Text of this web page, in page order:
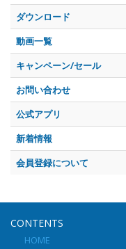
ダウンロード
動画一覧
キャンペーン/セール
お問い合わせ
公式アプリ
新着情報
会員登録について
CONTENTS
HOME